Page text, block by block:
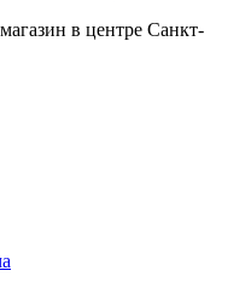
в центре Санкт-